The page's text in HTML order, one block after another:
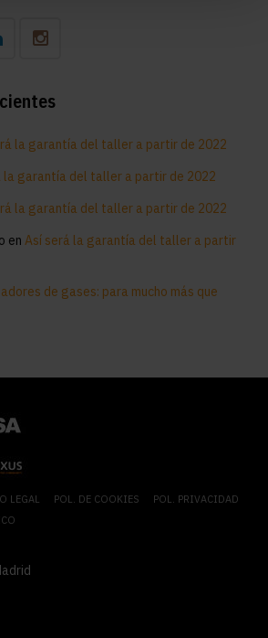
la garantía del taller a partir de 2022
la garantía del taller a partir de 2022
la garantía del taller a partir de 2022
en Así será la garantía del taller a partir
de gases: para mucho más que
LEGAL POL. DE COOKIES
POL. PRIVACIDAD